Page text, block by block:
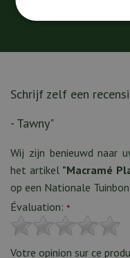
Schrijf zelf een
- Tawny"
Wij zijn benieuwd naar
het artikel "Macramé
op een Nationale
Évaluation: *
Votre opinion sur ce